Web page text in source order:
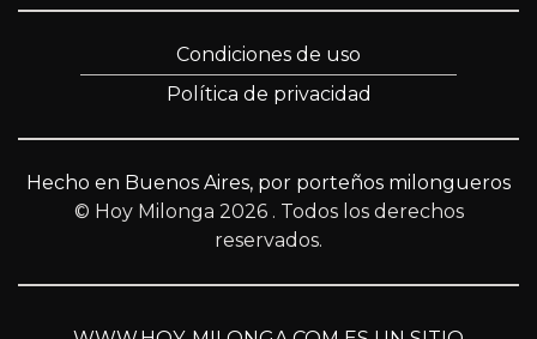
Condiciones de uso
Política de privacidad
Hecho en Buenos Aires, por porteños milongueros
© Hoy Milonga 2026 . Todos los derechos
reservados.